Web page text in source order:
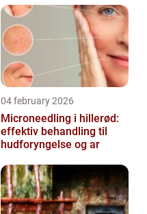
04 february 2026
Microneedling i hillerød:
effektiv behandling til
hudforyngelse og ar